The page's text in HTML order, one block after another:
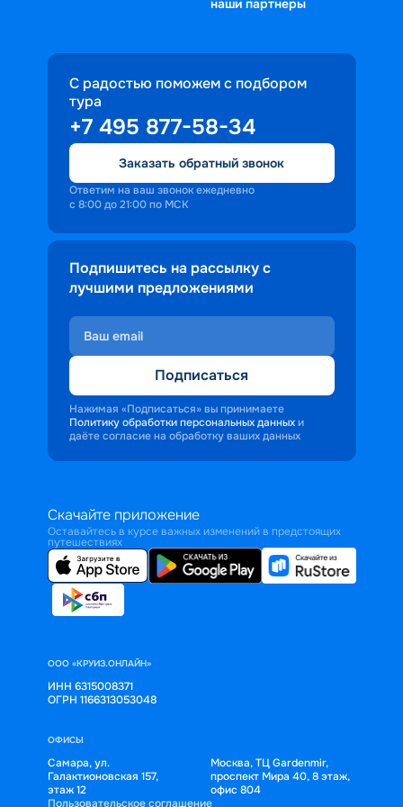
С радостью поможем с подбором
тура
+7 495 877-58-34
Заказать обратный звонок
Ответим на ваш звонок ежедневно
с 8:00 до 21:00 по МСК
Подпишитесь на рассылку с
лучшими предложениями
Подписаться
Нажимая «Подписаться» вы принимаете
Политику обработки персональных данных и
даёте согласие на обработку ваших данных
Скачайте приложение
Оставайтесь в курсе важных изменений в предстоящих
путешествиях
ООО «КРУИЗ.ОНЛАЙН»
ИНН 6315008371
ОГРН 1166313053048
ОФИСЫ
Самара, ул.
Галактионовская 157,
этаж 12
Москва, ТЦ Gardenmir,
проспект Мира 40, 8 этаж,
офис 804
Пользовательское соглашение